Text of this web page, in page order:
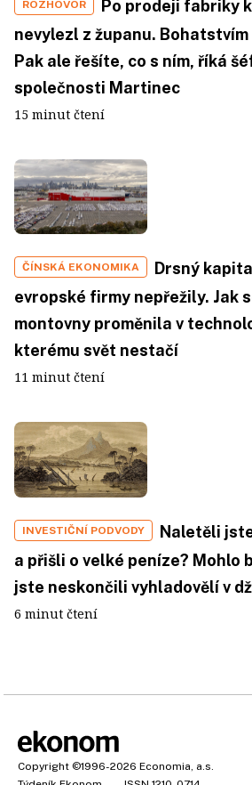
ROZHOVOR
Po prodeji fabriky
nevylezl z županu.
Pak ale řešíte, co s ním, říká
společnosti Martinec
15 minut čtení
ČÍNSKÁ EKONOMIKA
Drsný
evropské firmy nepřežily. Jak
montovny proměnila v
kterému svět nestačí
11 minut čtení
INVESTIČNÍ PODVODY
Naletěli
a přišli o velké peníze? Mohlo
jste neskončili vyhladovělí v
6 minut čtení
Copyright ©1996-2026 Economia, a.s.